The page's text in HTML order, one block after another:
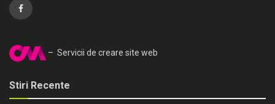
– Servicii de creare site web
Stiri Recente